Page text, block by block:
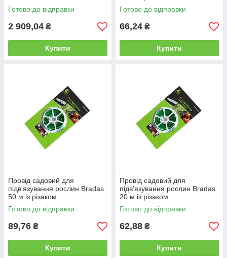
Готово до відправки
2 909,04 ₴
Купити
Готово до відправки
66,24 ₴
Купити
Провід садовий для
підв'язування рослин Bradas
50 м із різаком
Готово до відправки
89,76 ₴
Купити
Провід садовий для
підв'язування рослин Bradas
20 м із різаком
Готово до відправки
62,88 ₴
Купити